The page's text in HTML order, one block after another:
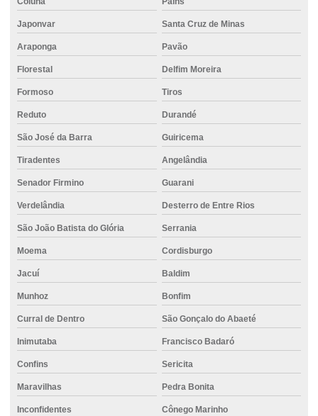
Projeto de fundação estacas
Projeto de fundação de galpão
Projeto de fundação de muro
Projeto fundação obra
Projeto de fundações de máquinas
Saco cimento
Serviço de concreto usinado
Serviço de fundação
Valor do concreto usinado
Valor de locação de empilhadeira
Japonvar Santa Cruz de Minas
Araponga Pavão
Florestal Delfim Moreira
Formoso Tiros
Reduto Durandé
São José da Barra Guiricema
Tiradentes Angelândia
Senador Firmino Guarani
Verdelândia Desterro de Entre Rios
São João Batista do Glória Serrania
Moema Cordisburgo
Jacuí Baldim
Munhoz Bonfim
Curral de Dentro São Gonçalo do Abaeté
Inimutaba Francisco Badaró
Confins Sericita
Maravilhas Pedra Bonita
Inconfidentes Cônego Marinho